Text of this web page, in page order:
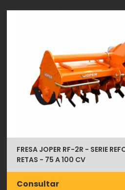
FRESA JOPER RF-2R - SERIE
RETAS - 75 A 100 CV
Consultar